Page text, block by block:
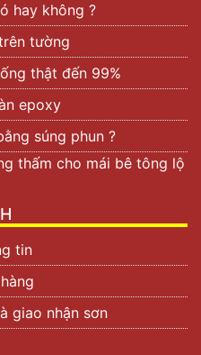
hay không ?
tường
thật đến 99%
epoxy
súng phun ?
thấm cho mái bê tông lộ
tin
giao nhận sơn